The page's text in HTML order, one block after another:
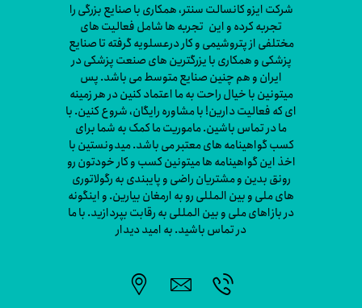
شرکت ایزو کانسالت سنتر، همکاری با صنایع بزرگی را
تجربه کرده و این تجربه ها شامل فعالیت های
مختلفی از پتروشیمی و کار درعسلویه گرفته تا صنایع
پزشکی و همکاری با یزرگترین های صنعت پزشکی در
ایران و هم چنین صنایع متوسط می باشد. پس
میتونین با خیال راحت به ما اعتماد کنین در هر زمینه
ای که فعالیت دارین! با مشاوره رایگان، شروع کنین. با
ما در تماس باشین. ماموریت ما کمک به شما برای
کسب گواهینامه های معتبر می باشد. میدونستین با
اخذ این گواهینامه ها میتونین کسب و کار خودتون رو
رونق بدین و مشتریان راضی و پایبندی به رگولاتوری
های ملی و بین المللی رو به ارمغان بیارین. و اینگونه
در بازاهای ملی و بین المللی به رقابت بپردازید. با ما
در تماس باشید. به امید دیدار